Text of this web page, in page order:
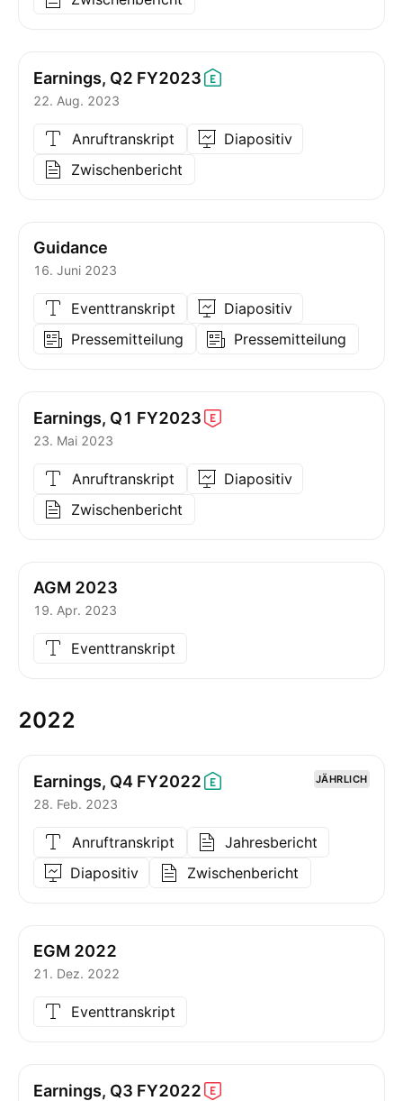
Earnings, Q2 FY2023
22. Aug. 2023
Anruftranskript
Diapositiv
Zwischenbericht
Guidance
16. Juni 2023
Eventtranskript
Diapositiv
Pressemitteilung
Pressemitteilung
Earnings, Q1 FY2023
23. Mai 2023
Anruftranskript
Diapositiv
Zwischenbericht
AGM 2023
19. Apr. 2023
Eventtranskript
2022
Earnings, Q4 FY2022 JÄHRLICH
28. Feb. 2023
Anruftranskript
Jahresbericht
Diapositiv
Zwischenbericht
EGM 2022
21. Dez. 2022
Eventtranskript
Earnings, Q3 FY2022